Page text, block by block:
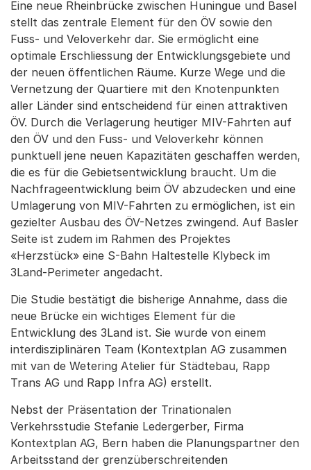
Eine neue Rheinbrücke zwischen Huningue und Basel
stellt das zentrale Element für den ÖV sowie den
Fuss- und Veloverkehr dar. Sie ermöglicht eine
optimale Erschliessung der Entwicklungsgebiete und
der neuen öffentlichen Räume. Kurze Wege und die
Vernetzung der Quartiere mit den Knotenpunkten
aller Länder sind entscheidend für einen attraktiven
ÖV. Durch die Verlagerung heutiger MIV-Fahrten auf
den ÖV und den Fuss- und Veloverkehr können
punktuell jene neuen Kapazitäten geschaffen werden,
die es für die Gebietsentwicklung braucht. Um die
Nachfrageentwicklung beim ÖV abzudecken und eine
Umlagerung von MIV-Fahrten zu ermöglichen, ist ein
gezielter Ausbau des ÖV-Netzes zwingend. Auf Basler
Seite ist zudem im Rahmen des Projektes
«Herzstück» eine S-Bahn Haltestelle Klybeck im
3Land-Perimeter angedacht.
Die Studie bestätigt die bisherige Annahme, dass die
neue Brücke ein wichtiges Element für die
Entwicklung des 3Land ist. Sie wurde von einem
interdisziplinären Team (Kontextplan AG zusammen
mit van de Wetering Atelier für Städtebau, Rapp
Trans AG und Rapp Infra AG) erstellt.
Nebst der Präsentation der Trinationalen
Verkehrsstudie Stefanie Ledergerber, Firma
Kontextplan AG, Bern haben die Planungspartner den
Arbeitsstand der grenzüberschreitenden